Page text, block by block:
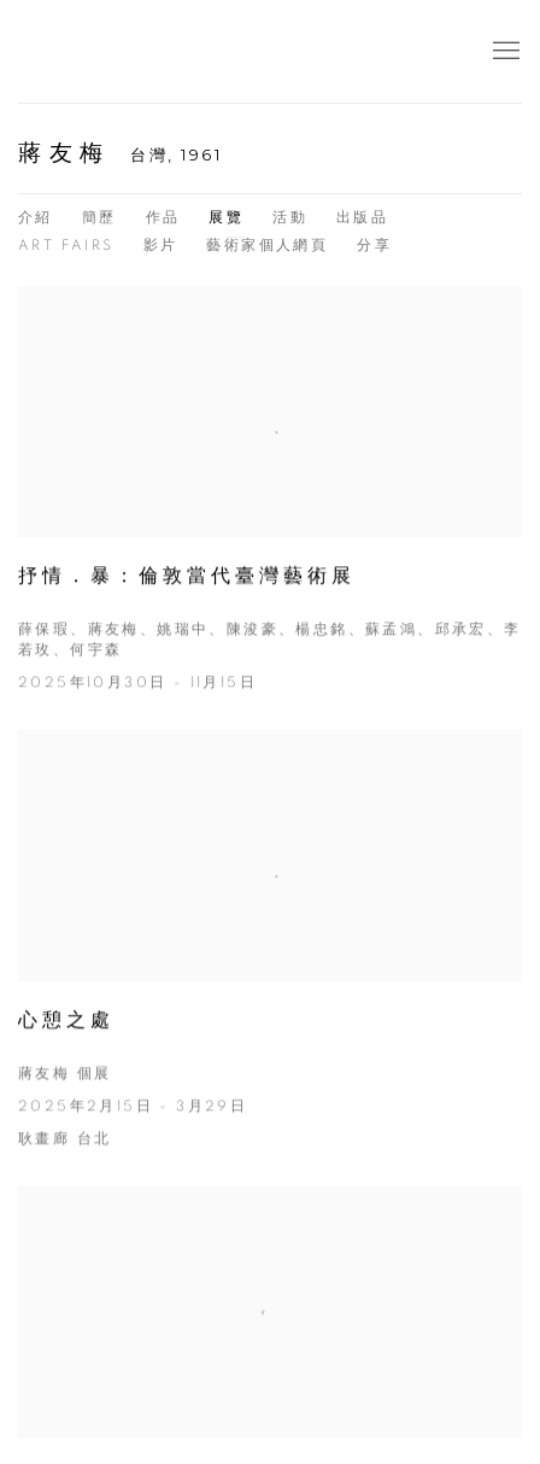
蔣友梅 台灣, 1961
介紹 簡歷 作品 展覽 活動
出版品
ART FAIRS
影片 藝術家個人網頁 分享
抒情．暴：倫敦當代臺灣藝術展
薛保瑕、蔣友梅、姚瑞中、陳浚豪、楊忠銘、蘇孟鴻、邱承宏、李
若玫、何宇森
2025年10月30日 - 11月15日
心憩之處
蔣友梅 個展
2025年2月15日 - 3月29日
耿畫廊 台北